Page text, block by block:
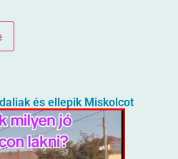
és ellepik Miskolcot